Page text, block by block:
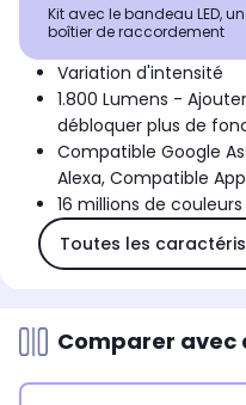
Kit avec le bandeau LED,
boîtier de raccordement
Variation d'intensité
1.800 Lumens -
débloquer plus de
Compatible Google
Alexa, Compatible
16 millions de couleurs
Toutes les
Comparer avec